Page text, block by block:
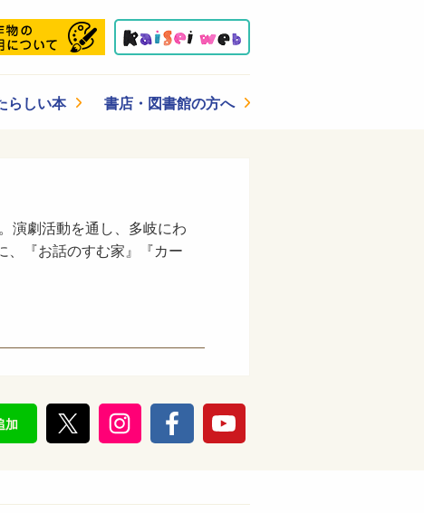
らしい本 書店・図書館の方へ
演劇活動を通し、多岐にわ
、『お話のすむ家』『カー
加